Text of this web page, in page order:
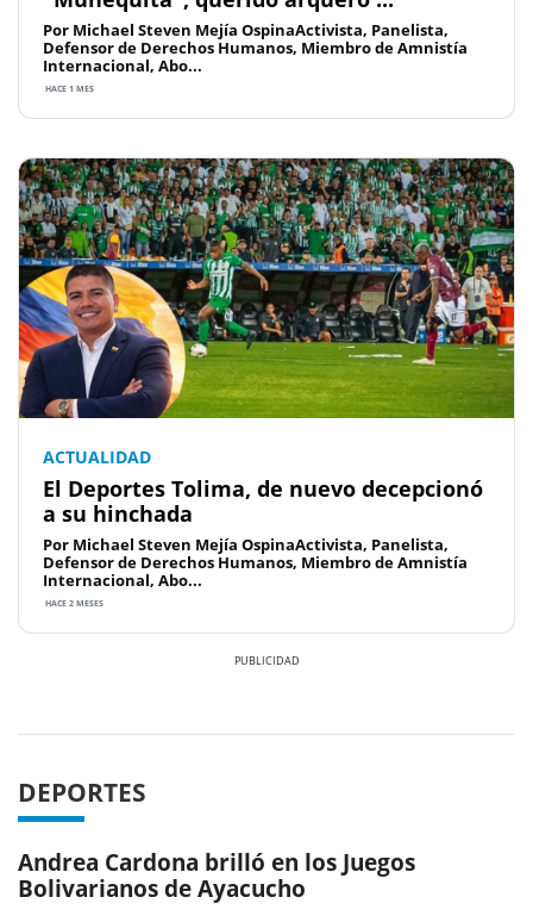
Por Michael Steven Mejía OspinaActivista, Panelista,
Defensor de Derechos Humanos, Miembro de Amnistía
Internacional, Abo...
HACE 1 MES
ACTUALIDAD
El Deportes Tolima, de nuevo decepcionó
a su hinchada
Por Michael Steven Mejía OspinaActivista, Panelista,
Defensor de Derechos Humanos, Miembro de Amnistía
Internacional, Abo...
HACE 2 MESES
DEPORTES
Andrea Cardona brilló en los Juegos
Bolivarianos de Ayacucho